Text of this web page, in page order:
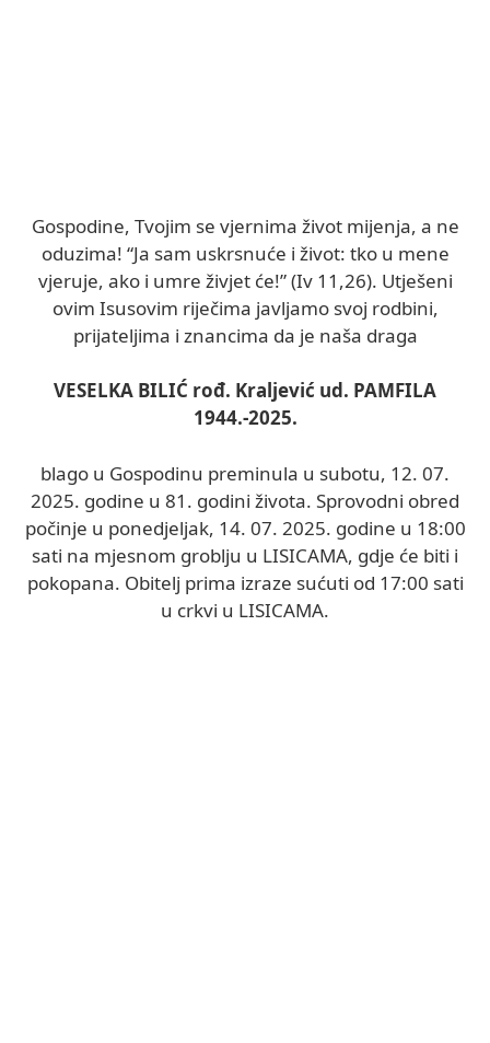
Gospodine, Tvojim se vjernima život mijenja, a ne
oduzima! “Ja sam uskrsnuće i život: tko u mene
vjeruje, ako i umre živjet će!” (Iv 11,26). Utješeni
ovim Isusovim riječima javljamo svoj rodbini,
prijateljima i znancima da je naša draga
VESELKA BILIĆ rođ. Kraljević ud. PAMFILA
1944.-2025.
blago u Gospodinu preminula u subotu, 12. 07.
2025. godine u 81. godini života. Sprovodni obred
počinje u ponedjeljak, 14. 07. 2025. godine u 18:00
sati na mjesnom groblju u LISICAMA, gdje će biti i
pokopana. Obitelj prima izraze sućuti od 17:00 sati
u crkvi u LISICAMA.